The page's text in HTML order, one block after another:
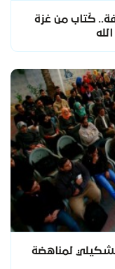
كًتاب من غزة
لمناهضة